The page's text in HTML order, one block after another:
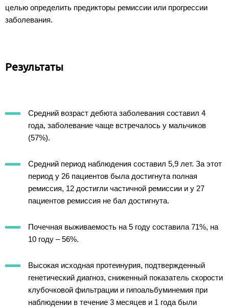
целью определить предикторы ремиссии или прогрессии
заболевания.
Результаты
Средний возраст дебюта заболевания составил 4
года, заболевание чаще встречалось у мальчиков
(57%).
Средний период наблюдения составил 5,9 лет. За этот
период у 26 пациентов была достигнута полная
ремиссия, 12 достигли частичной ремиссии и у 27
пациентов ремиссия не бал достигнута.
Почечная выживаемость на 5 году составила 71%, на
10 году – 56%.
Высокая исходная протеинурия, подтвержденный
генетический диагноз, сниженный показатель скорости
клубочковой фильтрации и гипоальбуминемия при
наблюдении в течение 3 месяцев и 1 года были